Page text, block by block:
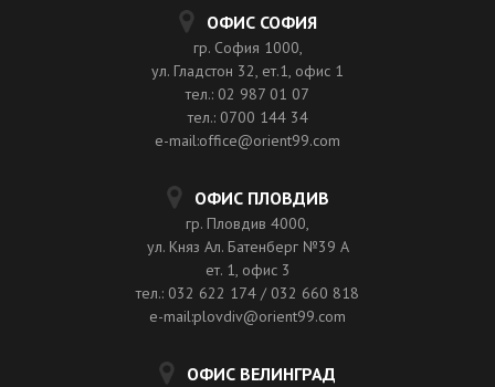
ОФИС СОФИЯ
гр. София 1000,
ул. Гладстон 32, ет.1, офис 1
тел.: 02 987 01 07
тел.: 0700 144 34
e-mail:office@orient99.com
ОФИС ПЛОВДИВ
гр. Пловдив 4000,
ул. Княз Ал. Батенберг №39 A
ет. 1, офис 3
тел.: 032 622 174 / 032 660 818
e-mail:plovdiv@orient99.com
ОФИС ВЕЛИНГРАД